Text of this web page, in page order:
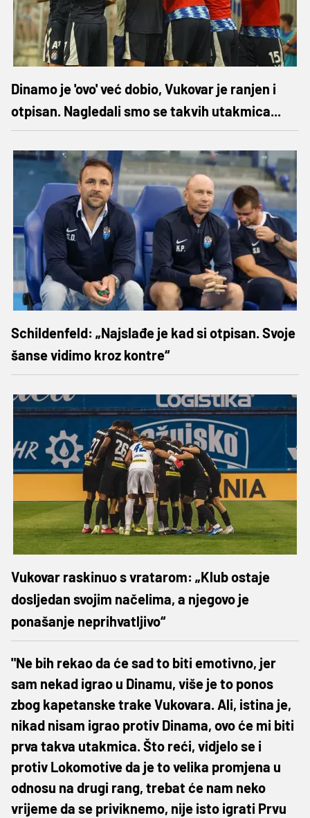
Dinamo je 'ovo' već dobio, Vukovar je ranjen i
otpisan. Nagledali smo se takvih utakmica...
Schildenfeld: „Najslađe je kad si otpisan. Svoje
šanse vidimo kroz kontre“
Vukovar raskinuo s vratarom: „Klub ostaje
dosljedan svojim načelima, a njegovo je
ponašanje neprihvatljivo“
"Ne bih rekao da će sad to biti emotivno, jer
sam nekad igrao u Dinamu, više je to ponos
zbog kapetanske trake Vukovara. Ali, istina je,
nikad nisam igrao protiv Dinama, ovo će mi biti
prva takva utakmica. Što reći, vidjelo se i
protiv Lokomotive da je to velika promjena u
odnosu na drugi rang, trebat će nam neko
vrijeme da se priviknemo, nije isto igrati Prvu